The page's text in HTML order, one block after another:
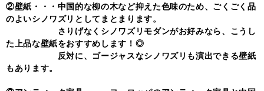
②壁紙・・・中国的な柳の木など抑えた色味のため、ごくごく品
のよいシノワズリとしてまとまります。
さりげなくシノワズリモダンがお好みなら、こうし
た上品な壁紙をおすすめします！◎
反対に、ゴージャスなシノワズリも演出できる壁紙
もあります。